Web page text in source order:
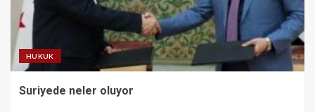
HUKUK
Suriyede neler oluyor